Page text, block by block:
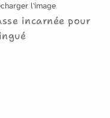
l'image
incarnée pour